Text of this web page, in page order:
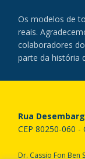
Os modelos de
reais.
colaboradores
parte da história
Rua
CEP 80250-060 -
Dr. Cassio Fon Ben